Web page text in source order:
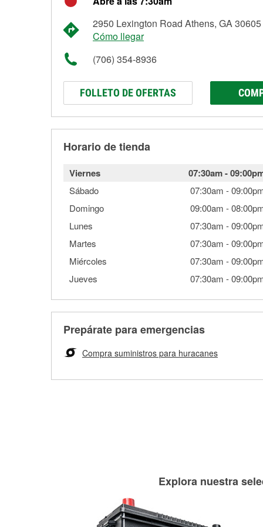
2950 Lexington Road Athens, GA 30605
Cómo llegar
(706) 354-8936
FOLLETO DE OFERTAS
Horario de tienda
Viernes 07:30am-
Sábado 07:30am -
Domingo
09:00am -
Lunes
07:30am -
Martes
07:30am -
Miércoles
07:30am -
Jueves
07:30am -
Prepárate para emergencias
Compra suministros para huracanes
Explora nuestra